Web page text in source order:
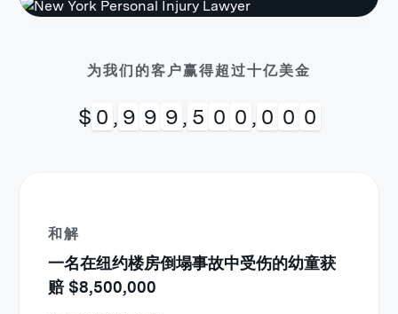
为我们的客户赢得超过十亿美金
$ 0 , 9 9 9 , 5 0 0 , 0 0 0
和解
一名在纽约楼房倒塌事故中受伤的幼童获
赔 $8,500,000